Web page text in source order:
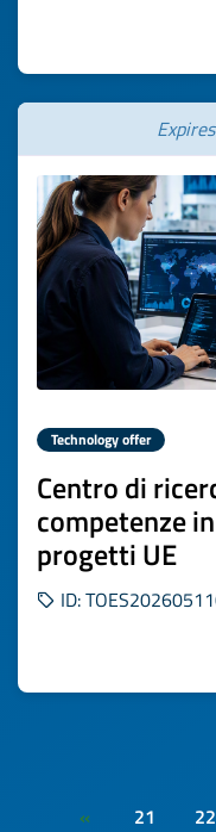
Technology offer
Centro di
competenze
progetti UE
ID:
« 21 22